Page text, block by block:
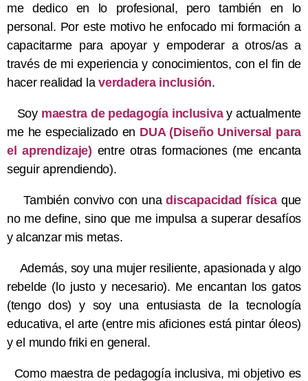
me dedico en lo profesional, pero también en lo
personal. Por este motivo he enfocado mi formación a
capacitarme para apoyar y empoderar a otros/as a
través de mi experiencia y conocimientos, con el fin de
hacer realidad laverdadera inclusión.
Soy maestra de pedagogía inclusivay actualmente
me he especializado en DUA (Diseño Universal para
el aprendizaje) entre otras formaciones (me encanta
seguir aprendiendo).
También convivo con unadiscapacidad físicaque
no me define, sino que me impulsa a superar desafíos
y alcanzar mis metas.
Además, soy una mujer resiliente, apasionada y algo
rebelde (lo justo y necesario). Me encantan los gatos
(tengo dos) y soy una entusiasta de la tecnología
educativa, el arte (entre mis aficiones está pintar óleos)
y el mundo friki en general.
Como maestra de pedagogía inclusiva, mi objetivo es